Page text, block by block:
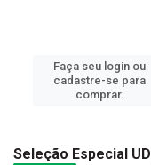
Faça seu login ou
cadastre-se para
comprar.
Seleção Especial UD